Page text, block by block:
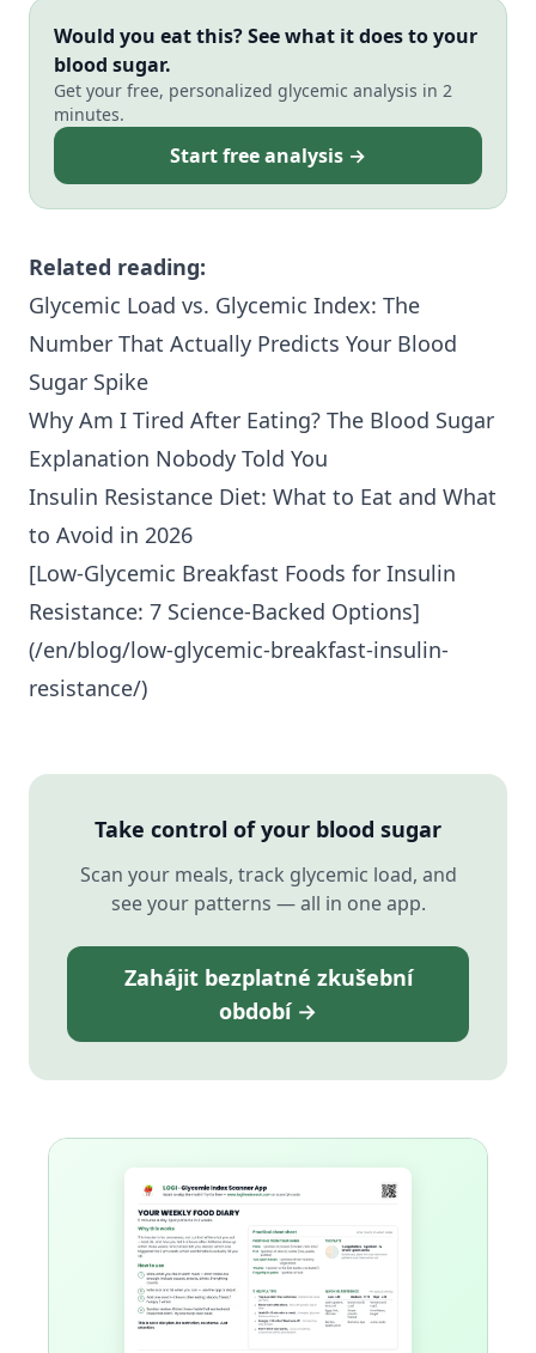
Would you eat this? See what it does to your
blood sugar.
Get your free, personalized glycemic analysis in 2
minutes.
Start free analysis →
Related reading:
Glycemic Load vs. Glycemic Index: The
Number That Actually Predicts Your Blood
Sugar Spike
Why Am I Tired After Eating? The Blood Sugar
Explanation Nobody Told You
Insulin Resistance Diet: What to Eat and What
to Avoid in 2026
[Low-Glycemic Breakfast Foods for Insulin
Resistance: 7 Science-Backed Options]
(/en/blog/low-glycemic-breakfast-insulin-
resistance/)
Take control of your blood sugar
Scan your meals, track glycemic load, and
see your patterns — all in one app.
Zahájit bezplatné zkušební
období →